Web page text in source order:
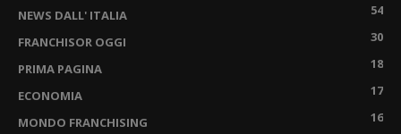
NEWS DALL' ITALIA
54
FRANCHISOR OGGI
30
PRIMA PAGINA
18
ECONOMIA
17
MONDO FRANCHISING
16